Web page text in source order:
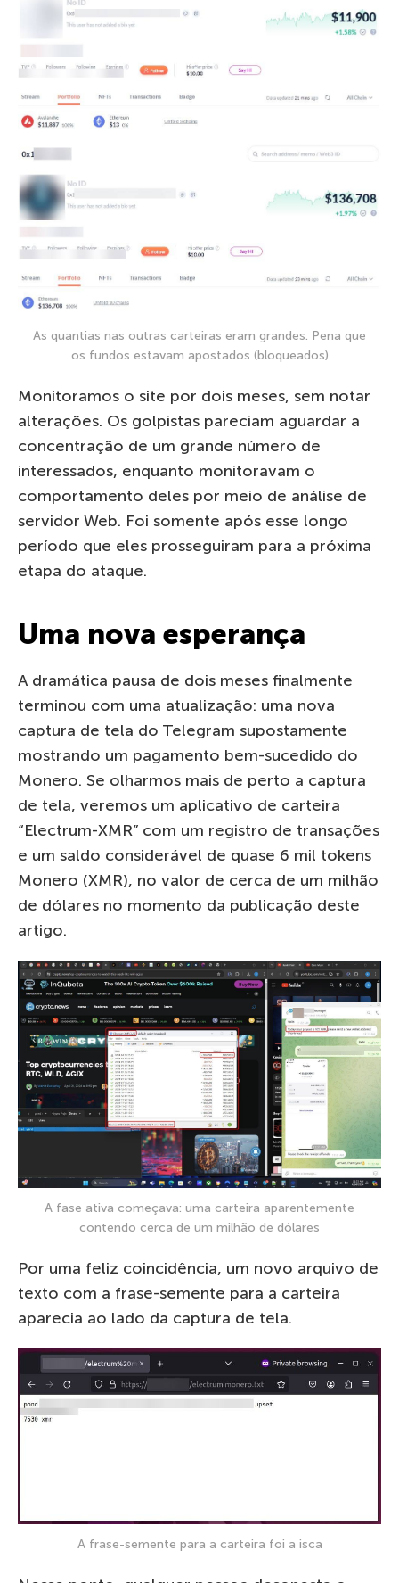
As quantias nas outras carteiras eram grandes. Pena que
os fundos estavam apostados (bloqueados)
Monitoramos o site por dois meses, sem notar
alterações. Os golpistas pareciam aguardar a
concentração de um grande número de
interessados, enquanto monitoravam o
comportamento deles por meio de análise de
servidor Web. Foi somente após esse longo
período que eles prosseguiram para a próxima
etapa do ataque.
Uma nova esperança
A dramática pausa de dois meses finalmente
terminou com uma atualização: uma nova
captura de tela do Telegram supostamente
mostrando um pagamento bem-sucedido do
Monero. Se olharmos mais de perto a captura
de tela, veremos um aplicativo de carteira
“Electrum-XMR” com um registro de transações
e um saldo considerável de quase 6 mil tokens
Monero (XMR), no valor de cerca de um milhão
de dólares no momento da publicação deste
artigo.
A fase ativa começava: uma carteira aparentemente
contendo cerca de um milhão de dólares
Por uma feliz coincidência, um novo arquivo de
texto com a frase-semente para a carteira
aparecia ao lado da captura de tela.
A frase-semente para a carteira foi a isca